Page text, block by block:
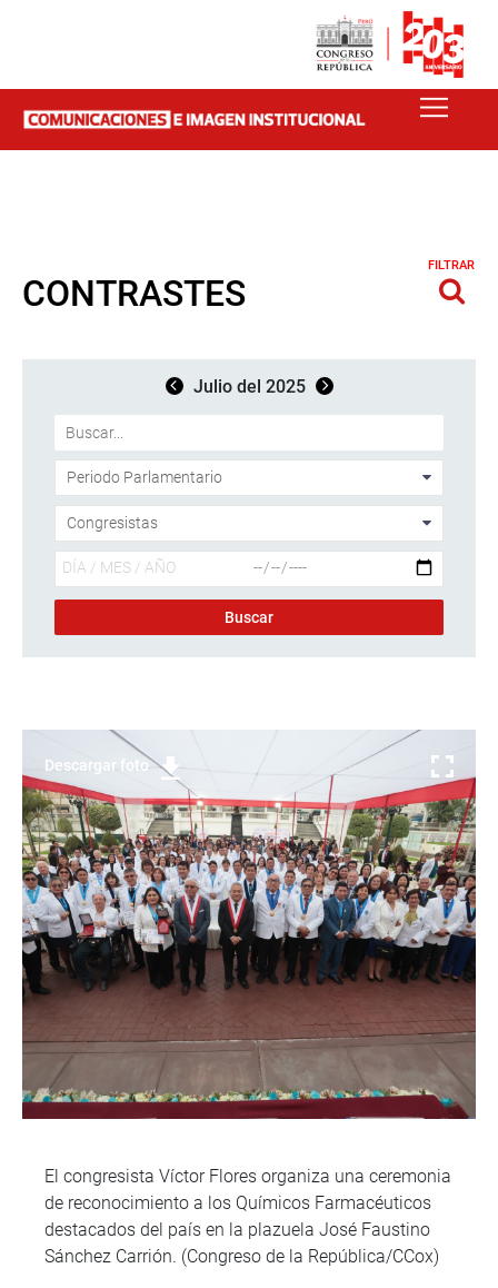
CONTRASTES
FILTRAR
Julio del 2025
Descargar foto
El congresista Víctor Flores organiza una ceremonia
de reconocimiento a los Químicos Farmacéuticos
destacados del país en la plazuela José Faustino
Sánchez Carrión. (Congreso de la República/CCox)